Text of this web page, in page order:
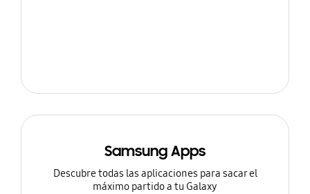
Samsung Apps
Descubre todas las aplicaciones para sacar el
máximo partido a tu Galaxy